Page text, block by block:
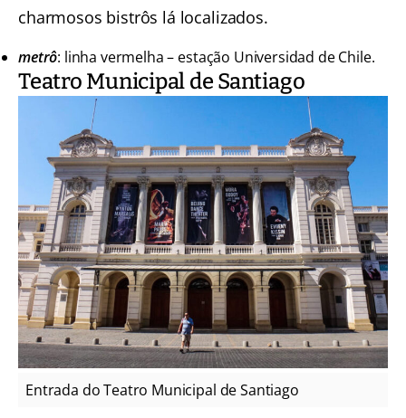
charmosos bistrôs lá localizados.
metrô: linha vermelha – estação Universidad de Chile.
Teatro Municipal de Santiago
Entrada do Teatro Municipal de Santiago